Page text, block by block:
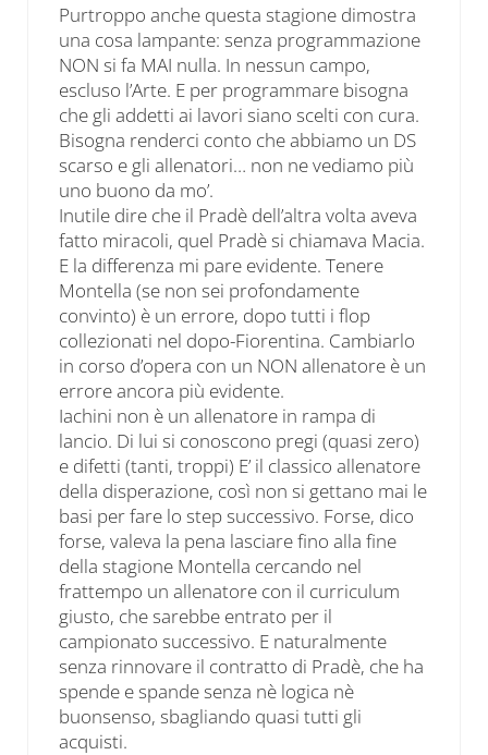
Purtroppo anche questa stagione dimostra
una cosa lampante: senza programmazione
NON si fa MAI nulla. In nessun campo,
escluso l’Arte. E per programmare bisogna
che gli addetti ai lavori siano scelti con cura.
Bisogna renderci conto che abbiamo un DS
scarso e gli allenatori… non ne vediamo più
uno buono da mo’.
Inutile dire che il Pradè dell’altra volta aveva
fatto miracoli, quel Pradè si chiamava Macia.
E la differenza mi pare evidente. Tenere
Montella (se non sei profondamente
convinto) è un errore, dopo tutti i flop
collezionati nel dopo-Fiorentina. Cambiarlo
in corso d’opera con un NON allenatore è un
errore ancora più evidente.
Iachini non è un allenatore in rampa di
lancio. Di lui si conoscono pregi (quasi zero)
e difetti (tanti, troppi) E’ il classico allenatore
della disperazione, così non si gettano mai le
basi per fare lo step successivo. Forse, dico
forse, valeva la pena lasciare fino alla fine
della stagione Montella cercando nel
frattempo un allenatore con il curriculum
giusto, che sarebbe entrato per il
campionato successivo. E naturalmente
senza rinnovare il contratto di Pradè, che ha
spende e spande senza nè logica nè
buonsenso, sbagliando quasi tutti gli
acquisti.